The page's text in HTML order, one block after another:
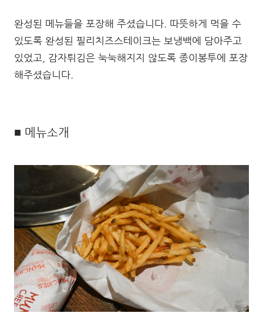
완성된 메뉴들을 포장해 주셨습니다. 따뜻하게 먹을 수
있도록 완성된 필리치즈스테이크는 보냉백에 담아주고
있었고, 감자튀김은 눅눅해지지 않도록 종이봉투에 포장
해주셨습니다.
■ 메뉴소개